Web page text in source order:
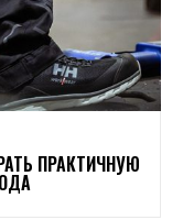
ПРАКТИЧНУЮ